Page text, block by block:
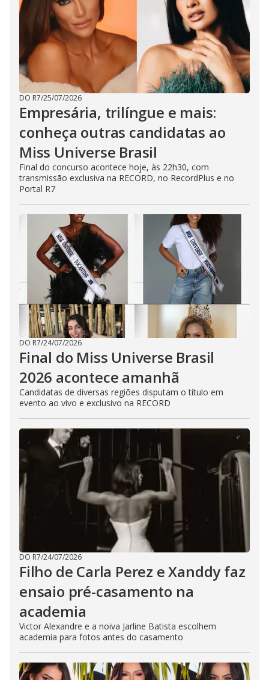
DO R7/25/07/2026
Empresária, trilíngue e mais:
conheça outras candidatas ao
Miss Universe Brasil
Final do concurso acontece hoje, às 22h30, com
transmissão exclusiva na RECORD, no RecordPlus e no
Portal R7
DO R7/24/07/2026
Final do Miss Universe Brasil
2026 acontece amanhã
Candidatas de diversas regiões disputam o título em
evento ao vivo e exclusivo na RECORD
DO R7/24/07/2026
Filho de Carla Perez e Xanddy faz
ensaio pré-casamento na
academia
Victor Alexandre e a noiva Jarline Batista escolhem
academia para fotos antes do casamento